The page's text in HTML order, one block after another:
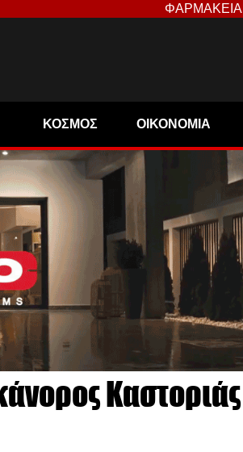
ΦΑΡΜΑΚΕΙΑ
ΚΟΣΜΟΣ ΟΙΚΟΝΟΜΙΑ
Καστοριάς